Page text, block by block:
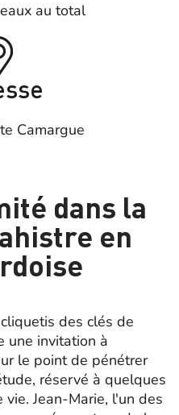
au total
Camargue
dans la
en
des clés de
une invitation à
le point de pénétrer
réservé à quelques
Jean-Marie, l'un des